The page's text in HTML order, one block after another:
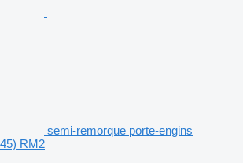
semi-remorque porte-engins
RM2